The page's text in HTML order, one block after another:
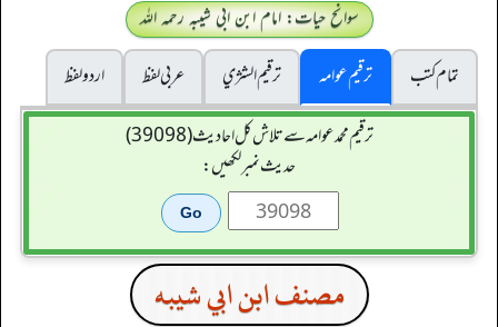
سوانح حیات: امام ابن ابی شیبہ رحمہ اللہ
تمام کتب
ترقیم عوامہ ترقيم الشژي عربی لفظ
اردو لفظ
ترقیم محمدعوامہ سے تلاش کل احادیث (39098)
حدیث نمبر لکھیں:
مصنف ابن ابي شيبه